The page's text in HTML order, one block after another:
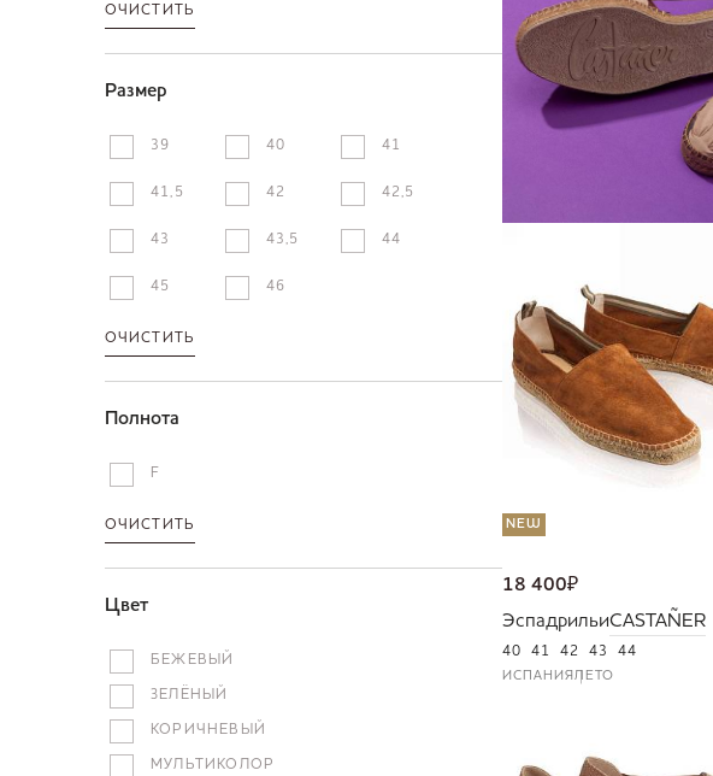
ОЧИСТИТЬ
Размер
39 40 41
41,5 42 42,5
43 43,5 44
45 46
ОЧИСТИТЬ
Полнота
F
ОЧИСТИТЬ
Цвет
БЕЖЕВЫЙ
ЗЕЛЁНЫЙ
КОРИЧНЕВЫЙ
МУЛЬТИКОЛОР
NEW
18 400₽
ЭспадрильиCASTAÑER
40 41 42 43 44
ИСПАНИЯЛЕТО